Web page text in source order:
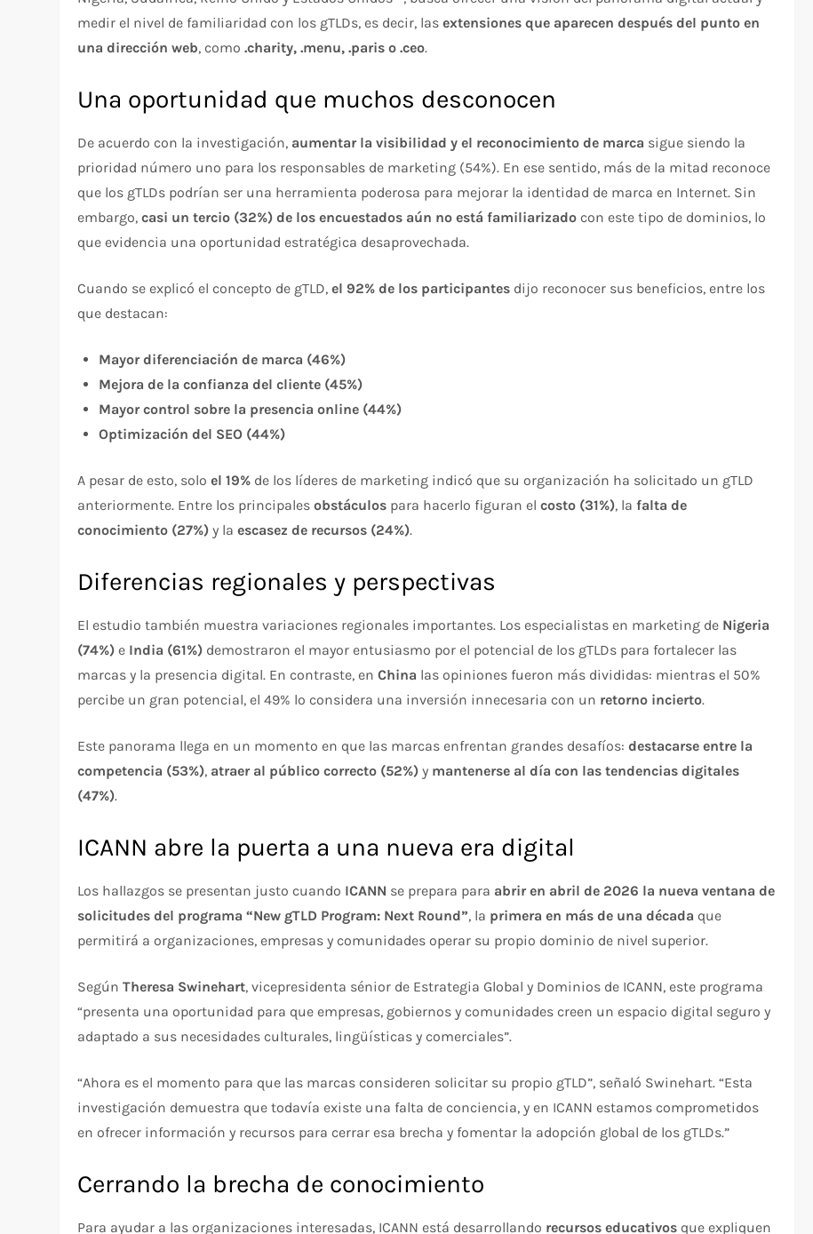
medir el nivel de familiaridad con los gTLDs, es decir, lasextensiones que aparecen después del punto en
una dirección web, como.charity, .menu, .paris o .ceo.
Una oportunidad que muchos desconocen
De acuerdo con la investigación, aumentar la visibilidad y el reconocimiento de marca sigue siendo la
prioridad número uno para los responsables de marketing (54%). En ese sentido, más de la mitad reconoce
que los gTLDs podrían ser una herramienta poderosa para mejorar la identidad de marca en Internet. Sin
embargo,casi un tercio (32%) de los encuestados aún no está familiarizado con este tipo de dominios, lo
que evidencia una oportunidad estratégica desaprovechada.
Cuando se explicó el concepto de gTLD,el 92% de los participantes dijo reconocer sus beneficios, entre los
que destacan:
Mayor diferenciación de marca (46%)
Mejora de la confianza del cliente (45%)
Mayor control sobre la presencia online (44%)
Optimización del SEO (44%)
A pesar de esto, soloel 19% de los líderes de marketing indicó que su organización ha solicitado un gTLD
anteriormente. Entre los principalesobstáculos para hacerlo figuran elcosto (31%), lafalta de
conocimiento (27%) y laescasez de recursos (24%).
Diferencias regionales y perspectivas
El estudio también muestra variaciones regionales importantes. Los especialistas en marketing de Nigeria
(74%) e India (61%) demostraron el mayor entusiasmo por el potencial de los gTLDs para fortalecer las
marcas y la presencia digital. En contraste, enChina las opiniones fueron más divididas: mientras el 50%
percibe un gran potencial, el 49% lo considera una inversión innecesaria con un retorno incierto.
Este panorama llega en un momento en que las marcas enfrentan grandes desafíos:destacarse entre la
competencia (53%), atraer al público correcto (52%) y mantenerse al día con las tendencias digitales
(47%).
ICANN abre la puerta a una nueva era digital
Los hallazgos se presentan justo cuando ICANN se prepara para abrir en abril de 2026 la nueva ventana de
solicitudes del programa “New gTLD Program: Next Round”, la primera en más de una década que
permitirá a organizaciones, empresas y comunidades operar su propio dominio de nivel superior.
SegúnTheresa Swinehart, vicepresidenta sénior de Estrategia Global y Dominios de ICANN, este programa
“presenta una oportunidad para que empresas, gobiernos y comunidades creen un espacio digital seguro y
adaptado a sus necesidades culturales, lingüísticas y comerciales”.
“Ahora es el momento para que las marcas consideren solicitar su propio gTLD”, señaló Swinehart. “Esta
investigación demuestra que todavía existe una falta de conciencia, y en ICANN estamos comprometidos
en ofrecer información y recursos para cerrar esa brecha y fomentar la adopción global de los gTLDs.”
Cerrando la brecha de conocimiento
Para ayudar a las organizaciones interesadas, ICANN está desarrollando recursos educativos que expliquen